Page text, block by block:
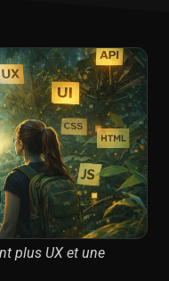
plus UX et une